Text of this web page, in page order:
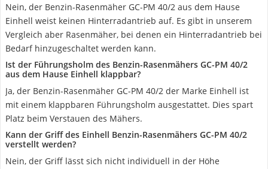
Nein, der Benzin-Rasenmäher GC-PM 40/2 aus dem Hause
Einhell weist keinen Hinterradantrieb auf. Es gibt in unserem
Vergleich aber Rasenmäher, bei denen ein Hinterradantrieb bei
Bedarf hinzugeschaltet werden kann.
Ist der Führungsholm des Benzin-Rasenmähers GC-PM 40/2
aus dem Hause Einhell klappbar?
Ja, der Benzin-Rasenmäher GC-PM 40/2 der Marke Einhell ist
mit einem klappbaren Führungsholm ausgestattet. Dies spart
Platz beim Verstauen des Mähers.
Kann der Griff des Einhell Benzin-Rasenmähers GC-PM 40/2
verstellt werden?
Nein, der Griff lässt sich nicht individuell in der Höhe